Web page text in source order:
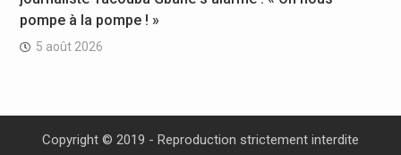
pompe à la pompe ! »
5 août 2026
Copyright © 2019 - Reproduction strictement interdite